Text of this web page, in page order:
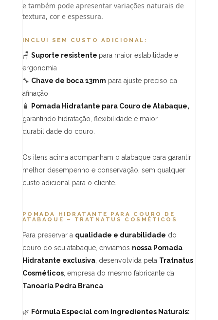
e também pode apresentar variações naturais de
textura, cor e espessura.
INCLUI SEM CUSTO ADICIONAL:
🪑 Suporte resistente para maior estabilidade e
ergonomia
🔧 Chave de boca 13mm para ajuste preciso da
afinação
🧴
Pomada Hidratante para Couro de Atabaque,
garantindo hidratação, flexibilidade e maior
durabilidade do couro.
Os itens acima acompanham o atabaque para garantir
melhor desempenho e conservação, sem qualquer
custo adicional para o cliente.
POMADA HIDRATANTE PARA COURO DE
ATABAQUE – TRATNATUS COSMÉTICOS
Para preservar a qualidade e durabilidade do
couro do seu atabaque, enviamos nossa Pomada
Hidratante exclusiva, desenvolvida pela Tratnatus
Cosméticos, empresa do mesmo fabricante da
Tanoaria Pedra Branca.
🌿 Fórmula Especial com Ingredientes Naturais: